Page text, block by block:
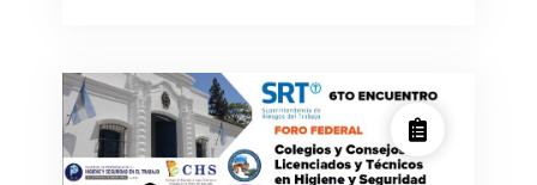
Profesionales
de
H&S
en